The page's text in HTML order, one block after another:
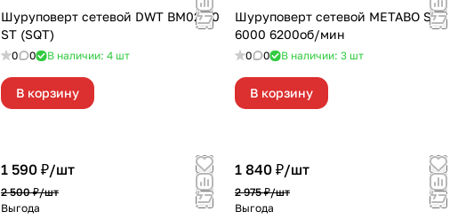
Шуруповерт сетевой DWT BM02-10
ST (SQT)
0 0 В наличии: 4 шт
В корзину
Шуруповерт сетевой METABO SE
6000 6200об/мин
0 0 В наличии: 3 шт
В корзину
1 590 ₽/шт
2 500 ₽/шт
Выгода
1 840 ₽/шт
2 975 ₽/шт
Выгода